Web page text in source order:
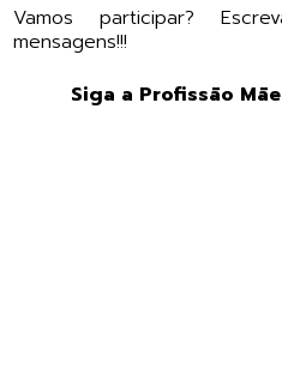
Vamos participar?
mensagens!!!
Siga a Profissão